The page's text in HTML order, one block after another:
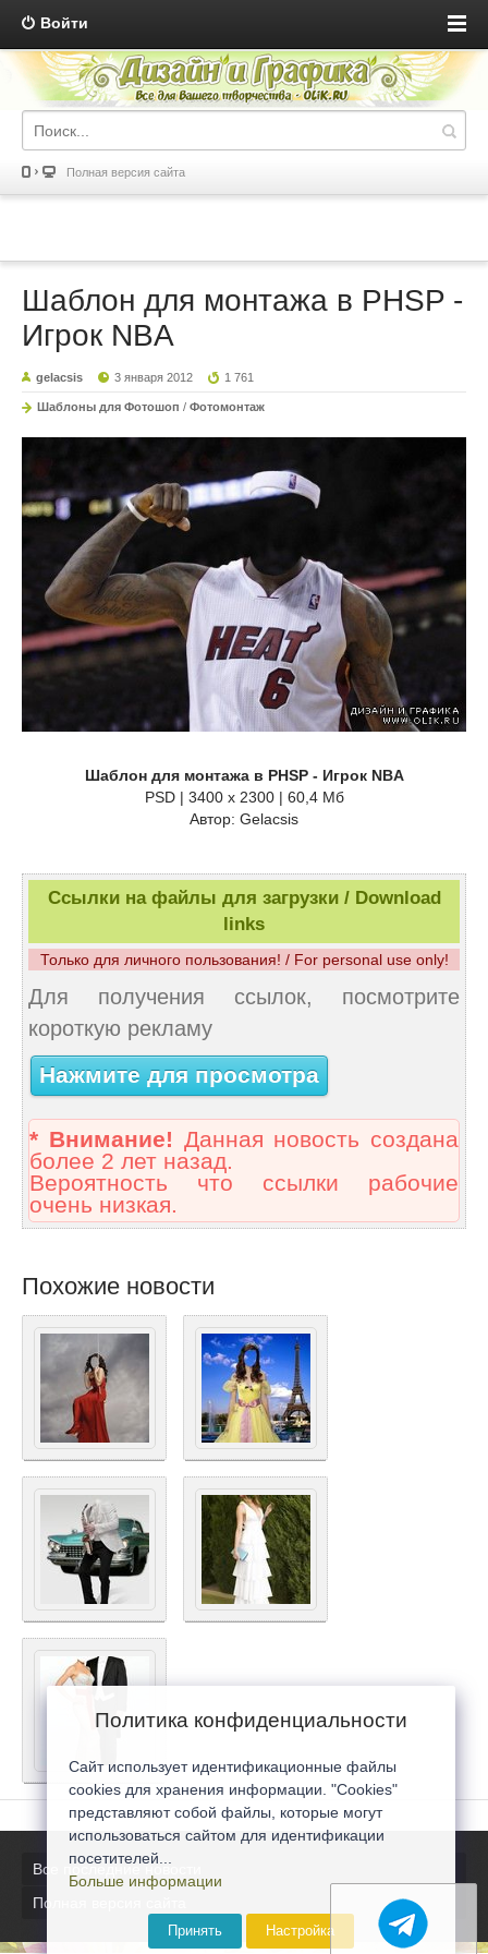
Войти
Полная версия сайта
Шаблон для монтажа в PHSP -
Игрок NBA
gelacsis 3 января 2012 1 761
Шаблоны для Фотошоп / Фотомонтаж
Шаблон для монтажа в PHSP - Игрок NBA
PSD | 3400 x 2300 | 60,4 Мб
Автор: Gelacsis
Ссылки на файлы для загрузки / Download
links
Только для личного пользования! / For personal use only!
Для получения ссылок, посмотрите
короткую рекламу
Нажмите для просмотра
* Внимание! Данная новость создана
более 2 лет назад.
Вероятность что ссылки рабочие
очень низкая.
Похожие новости
Все последние новости
Полная версия сайта
Политика конфиденциальности
Сайт использует идентификационные файлы
cookies для хранения информации. "Cookies"
представляют собой файлы, которые могут
использоваться сайтом для идентификации
посетителей...
Больше информации
Принять Настройка